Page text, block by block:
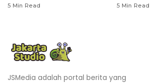
5 Min Read 5 Min Read
JSMedia adalah portal berita yang